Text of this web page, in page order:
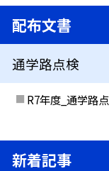
配布文書
通学路点検
R7年度_通学路
新着記事